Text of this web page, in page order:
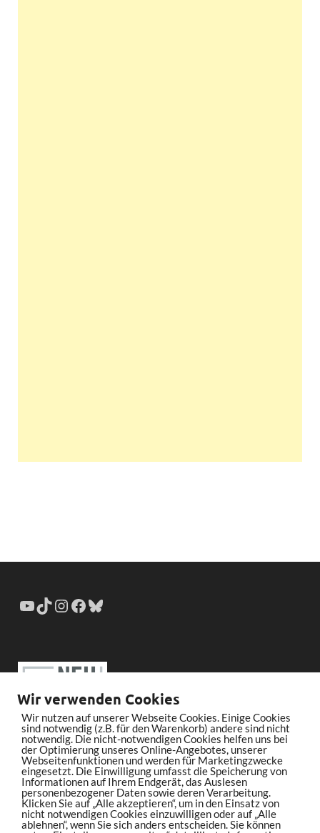
Wir verwenden Cookies
Wir nutzen auf unserer Webseite Cookies. Einige Cookies
sind notwendig (z.B. für den Warenkorb) andere sind nicht
notwendig. Die nicht-notwendigen Cookies helfen uns bei
der Optimierung unseres Online-Angebotes, unserer
Webseitenfunktionen und werden für Marketingzwecke
eingesetzt. Die Einwilligung umfasst die Speicherung von
Informationen auf Ihrem Endgerät, das Auslesen
personenbezogener Daten sowie deren Verarbeitung.
Klicken Sie auf „Alle akzeptieren“, um in den Einsatz von
nicht notwendigen Cookies einzuwilligen oder auf „Alle
ablehnen“, wenn Sie sich anders entscheiden. Sie können